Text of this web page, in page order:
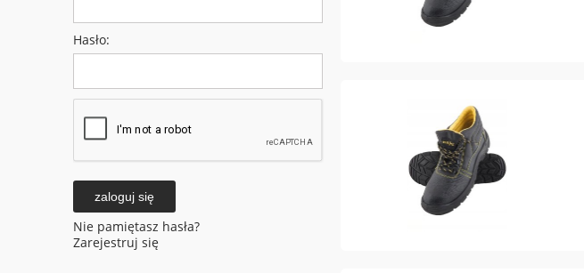
Hasło:
zaloguj się
Nie pamiętasz hasła?
Zarejestruj się